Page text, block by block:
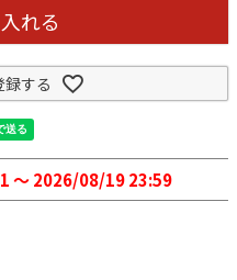
れる
録する
〜 2026/08/19 23:59